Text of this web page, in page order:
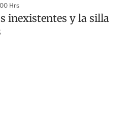
Hrs
inexistentes y la silla